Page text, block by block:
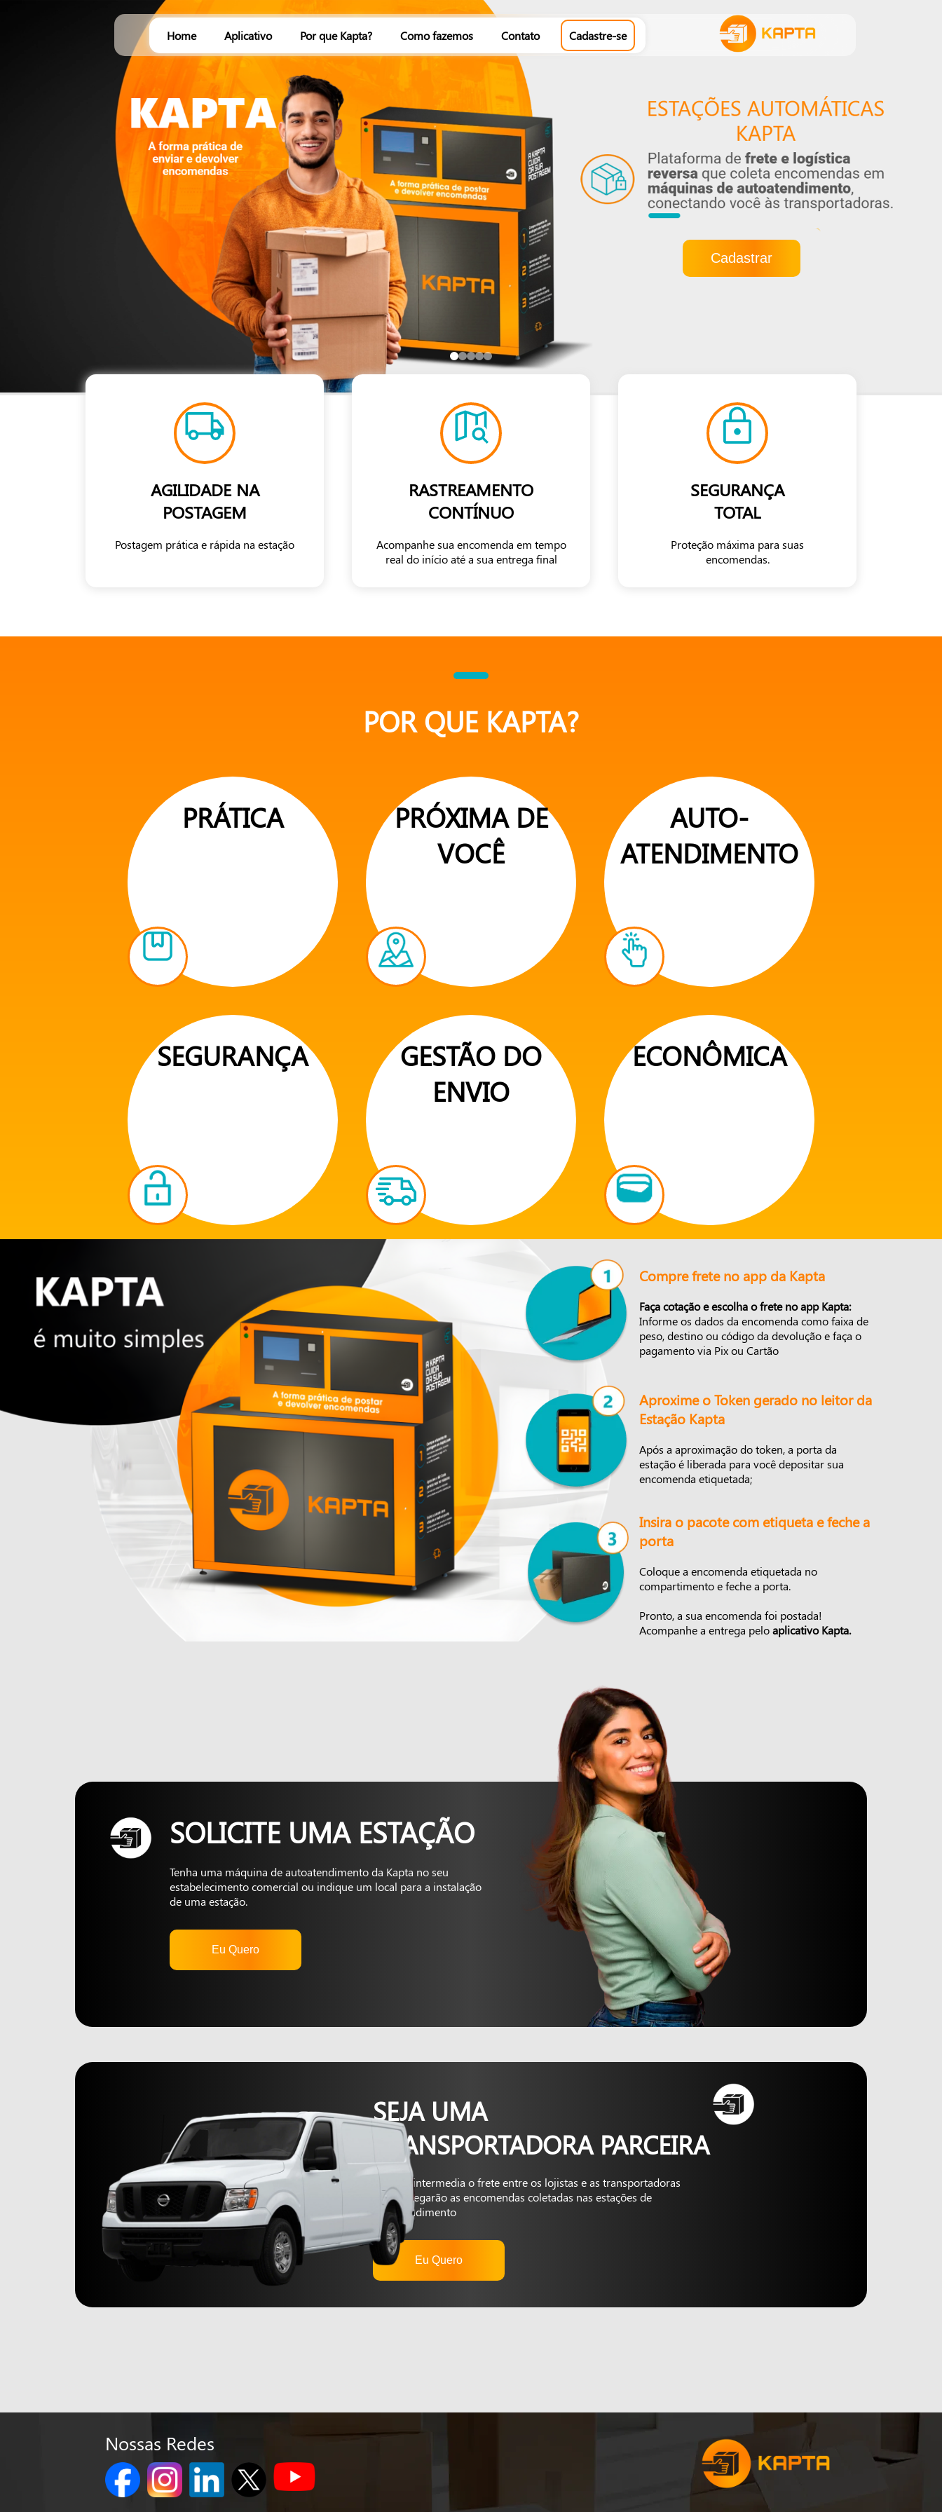
Home Aplicativo Por que Kapta? Como fazemos Contato Cadastre-se
Cadastrar
AGILIDADE NA
POSTAGEM
Postagem prática e rápida na estação
RASTREAMENTO
CONTÍNUO
Acompanhe sua encomenda em tempo
real do início até a sua entrega final
SEGURANÇA
TOTAL
Proteção máxima para suas
encomendas.
POR QUE KAPTA?
PRÁTICA
PRÓXIMA DE
VOCÊ
AUTO-
ATENDIMENTO
SEGURANÇA
GESTÃO DO
ENVIO
ECONÔMICA
Compre frete no app da Kapta
Faça cotação e escolha o frete no app Kapta:
Informe os dados da encomenda como faixa de
peso, destino ou código da devolução e faça o
pagamento via Pix ou Cartão
Aproxime o Token gerado no leitor da
Estação Kapta
Após a aproximação do token, a porta da
estação é liberada para você depositar sua
encomenda etiquetada;
Insira o pacote com etiqueta e feche a
porta
Coloque a encomenda etiquetada no
compartimento e feche a porta.
Pronto, a sua encomenda foi postada!
Acompanhe a entrega peloaplicativo Kapta.
SOLICITE UMA ESTAÇÃO
Tenha uma máquina de autoatendimento da Kapta no seu
estabelecimento comercial ou indique um local para a instalação
de uma estação.
Eu Quero
SEJA UMA
TRANSPORTADORA PARCEIRA
A Kapta intermedia o frete entre os lojistas e as transportadoras
que entregarão as encomendas coletadas nas estações de
autoatendimento
Eu Quero
Nossas Redes